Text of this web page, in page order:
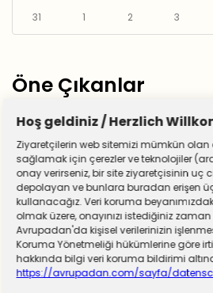
31
1 2 3
Öne Çıkanlar
Hoş geldiniz / Herzlich
Ziyaretçilerin web sitemizi mümkün olan
sağlamak için çerezler ve teknolojiler
onay verirseniz, bir site ziyaretçisinin uç
depolayan ve bunlara buradan erişen
kullanacağız. Veri koruma
olmak üzere, onayınızı istediğiniz
Avrupadan'da kişisel verilerinizin
Koruma Yönetmeliği hükümlerine göre
hakkında bilgi veri koruma bildirimi
https://avrupadan.com/sayfa/